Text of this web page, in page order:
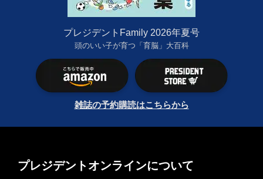
プレジデントFamily 2026年夏号
頭のいい子が育つ「育脳」大百科
雑誌の予約購読はこちらから
プレジデントオンラインについて